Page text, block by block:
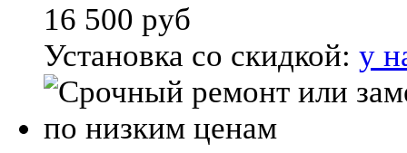
16 500 руб
Установка со скидкой: у